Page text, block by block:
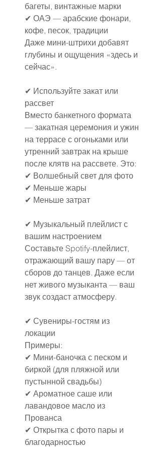
багеты, винтажные марки
✔ ОАЭ — арабские фонари,
кофе, песок, традиции
Даже мини-штрихи добавят
глубины и ощущения «здесь и
сейчас».
✔ Используйте закат или
рассвет
Вместо банкетного формата
— закатная церемония и ужин
на террасе с огоньками или
утренний завтрак на крыше
после клятв на рассвете. Это:
✔ Волшебный свет для фото
✔ Меньше жары
✔ Меньше затрат
✔ Музыкальный плейлист с
вашим настроением
Составьте Spotify-плейлист,
отражающий вашу пару — от
сборов до танцев. Даже если
нет живого музыканта — ваш
звук создаст атмосферу.
✔ Сувениры-гостям из
локации
Примеры:
✔ Мини-баночка с песком и
биркой (для пляжной или
пустынной свадьбы)
✔ Ароматное саше или
лавандовое масло из
Прованса
✔ Открытка с фото пары и
благодарностью